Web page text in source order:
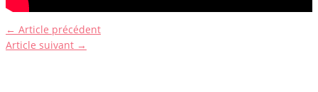
← Article précédent
Article suivant →